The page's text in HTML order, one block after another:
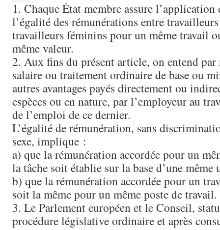
1. Chaque État membre assure
l’égalité des rémunérations entre
travailleurs féminins pour un même travail
même valeur.
2. Aux fins du présent article, on entend
salaire ou traitement ordinaire de base ou
autres avantages payés directement ou
espèces ou en nature, par l’employeur au
de l’emploi de ce dernier.
L’égalité de rémunération, sans
sexe, implique :
a) que la rémunération accordée pour un
la tâche soit établie sur la base d’une même
b) que la rémunération accordée pour un
soit la même pour un même poste de travail.
3. Le Parlement européen et le Conseil,
procédure législative ordinaire et après